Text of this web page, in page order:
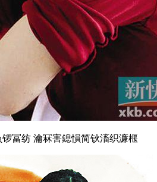
冨纺 瀹冧害鎴愪简钬滀织濂椻